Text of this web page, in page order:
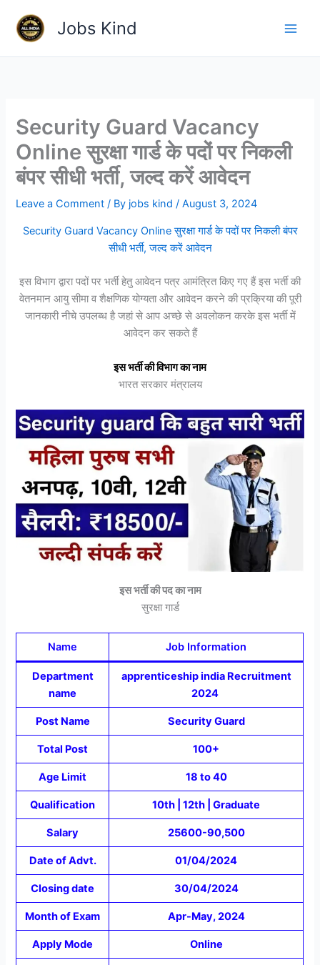
content
Jobs Kind
Security Guard Vacancy
Online सुरक्षा गार्ड के पदों पर निकली
बंपर सीधी भर्ती, जल्द करें आवेदन
Leave a Comment / By jobs kind/August 3, 2024
Security Guard Vacancy Online सुरक्षा गार्ड के पदों पर निकली बंपर
सीधी भर्ती, जल्द करें आवेदन
इस विभाग द्वारा पदों पर भर्ती हेतु आवेदन पत्र आमंत्रित किए गए हैं इस भर्ती की
वेतनमान आयु सीमा व शैक्षणिक योग्यता और आवेदन करने की प्रक्रिया की पूरी
जानकारी नीचे उपलब्ध है जहां से आप अच्छे से अवलोकन करके इस भर्ती में
आवेदन कर सकते हैं
इस भर्ती की विभाग का नाम
भारत सरकार मंत्रालय
इस भर्ती की पद का नाम
सुरक्षा गार्ड
Name Job Information
Department
name
apprenticeship india Recruitment
2024
Post Name Security Guard
Total Post 100+
Age Limit 18 to 40
Qualification 10th | 12th | Graduate
Salary 25600-90,500
Date of Advt. 01/04/2024
Closing date 30/04/2024
Month of Exam Apr-May, 2024
Apply Mode Online